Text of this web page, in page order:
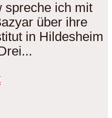
spreche ich mit
über ihre
in Hildesheim